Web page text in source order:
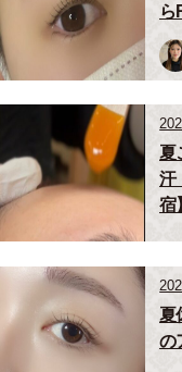
ら
夏
汗
宿
夏
の